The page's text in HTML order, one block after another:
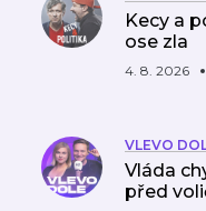
Kecy a
ose zla
4. 8. 2026
VLEVO
Vláda
před